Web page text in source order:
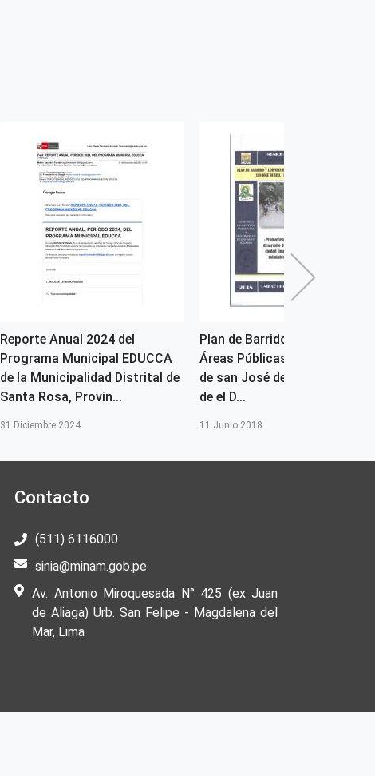
Reporte Anual 2024 del
Programa Municipal EDUCCA
de la Municipalidad Distrital de
Santa Rosa, Provin...
31 Diciembre 2024
Plan de Barrido y Limpieza de
Áreas Públicas en la
de san José de Sisa -
de el D...
11 Junio 2018
Contacto
(511) 6116000
sinia@minam.gob.pe
Av. Antonio Miroquesada N° 425 (ex Juan
de Aliaga) Urb. San Felipe - Magdalena del
Mar, Lima